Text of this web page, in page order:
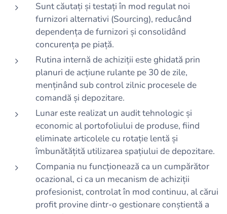
Sunt căutați și testați în mod regulat noi
furnizori alternativi (Sourcing), reducând
dependența de furnizori și consolidând
concurența pe piață.
Rutina internă de achiziții este ghidată prin
planuri de acțiune rulante pe 30 de zile,
menținând sub control zilnic procesele de
comandă și depozitare.
Lunar este realizat un audit tehnologic și
economic al portofoliului de produse, fiind
eliminate articolele cu rotație lentă și
îmbunătățită utilizarea spațiului de depozitare.
Compania nu funcționează ca un cumpărător
ocazional, ci ca un mecanism de achiziții
profesionist, controlat în mod continuu, al cărui
profit provine dintr-o gestionare conștientă a